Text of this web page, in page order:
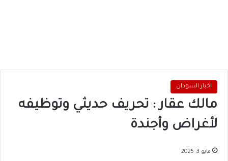
اخبار السودان
مالك عقار : تحريف حديثي وتوظيفه
لأغراض وأجندة
مايو 3, 2025